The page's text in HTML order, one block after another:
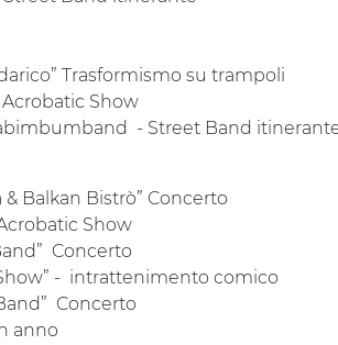
Trasformismo su trampoli
Acrobatic Show
- Street Band
& Balkan Bistrò” Concerto
Show
Concerto
Show” - intrattenimento comico
Concerto
anno